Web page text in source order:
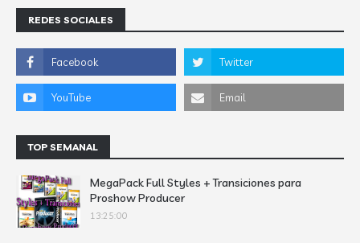
REDES SOCIALES
TOP SEMANAL
MegaPack Full Styles + Transiciones para
Proshow Producer
13:25:00